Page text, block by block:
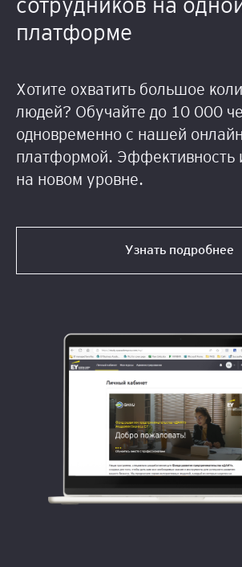
платформе
Хотите охватить большое
людей? Обучайте до 10 000
одновременно с нашей
платформой. Эффективность
на новом уровне.
Узнать подробнее